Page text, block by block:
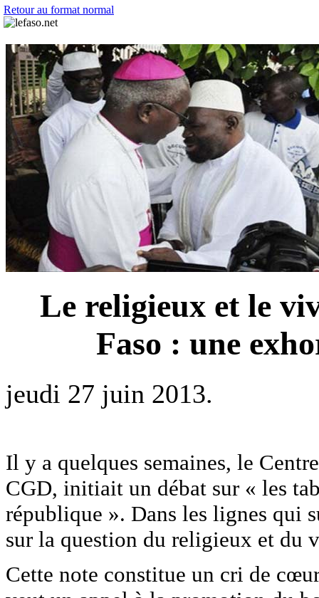
Retour au format normal
Le religieux et le
Faso : une
jeudi 27 juin 2013.
Il y a quelques semaines, le
CGD, initiait un débat sur « les
république ». Dans les lignes qui
sur la question du religieux et du
Cette note constitue un cri de